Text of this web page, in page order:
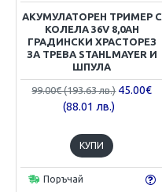
АКУМУЛАТОРЕН ТРИМЕР С
КОЛЕЛА 36V 8,0AH
ГРАДИНСКИ ХРАСТОРЕЗ
ЗА ТРЕВА STAHLMAYER И
ШПУЛА
99.00€ (193.63 лв.) 45.00€
(88.01 лв.)
КУПИ
Поръчай